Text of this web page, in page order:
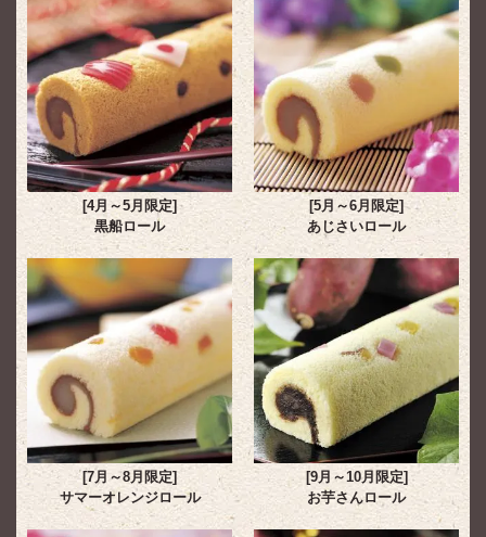
[4月～5月限定]
黒船ロール
[5月～6月限定]
あじさいロール
[7月～8月限定]
サマーオレンジロール
[9月～10月限定]
お芋さんロール